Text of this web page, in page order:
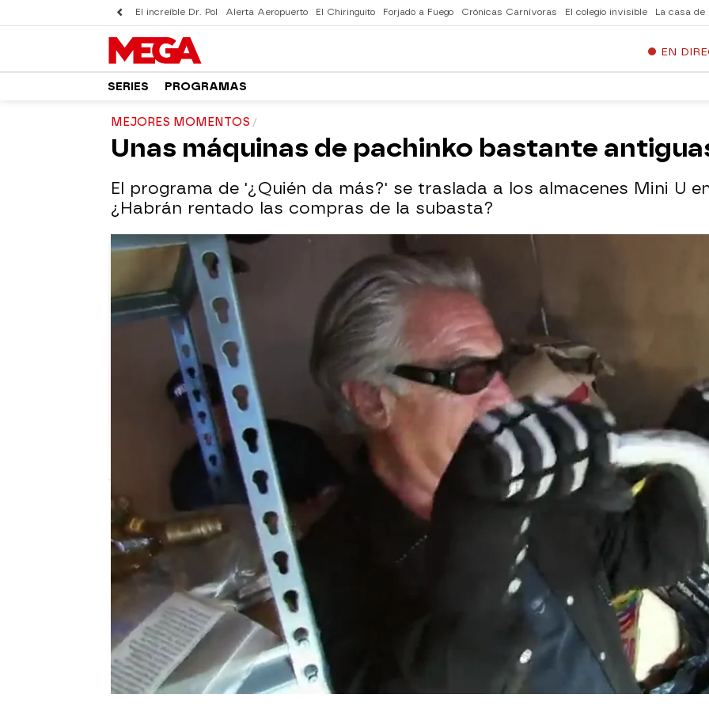
El increíble Dr. Pol Alerta Aeropuerto El Chiringuito Forjado a Fuego Crónicas Carnívoras El colegio invisible La casa de
EN
SERIES PROGRAMAS
MEJORES MOMENTOS
Unas máquinas de pachinko bastante
El programa de '¿Quién da más?' se traslada a los almacenes Mini U
¿Habrán rentado las compras de la subasta?
mega
Publicado:08 de junio de 2018, 17:21
WhatsappFacebook
X
Quién da más